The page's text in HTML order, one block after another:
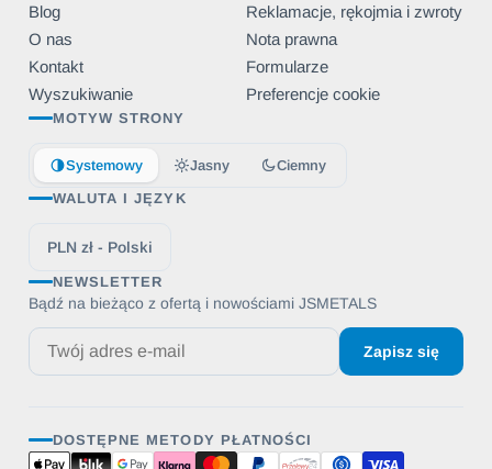
Blog
O nas
Kontakt
Wyszukiwanie
Reklamacje, rękojmia i zwroty
Nota prawna
Formularze
Preferencje cookie
MOTYW STRONY
Systemowy Jasny
Ciemny
WALUTA I JĘZYK
PLN zł - Polski
NEWSLETTER
Bądź na bieżąco z ofertą i nowościami JSMETALS
Zapisz się
DOSTĘPNE METODY PŁATNOŚCI